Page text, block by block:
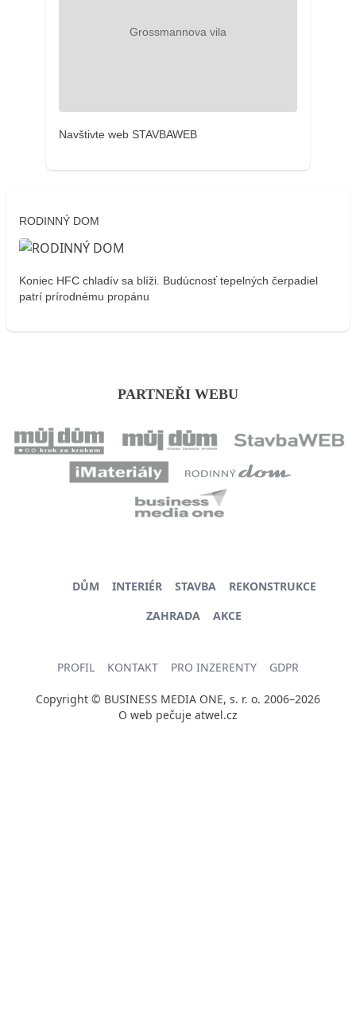
Navštivte web STAVBAWEB
RODINNÝ DOM
Koniec HFC chladív sa blíži. Budúcnosť tepelných čerpadiel
patrí prírodnému propánu
PARTNEŘI WEBU
DŮM INTERIÉR STAVBA
REKONSTRUKCE
ZAHRADA
AKCE
PROFIL KONTAKT PRO INZERENTY GDPR
Copyright © BUSINESS MEDIA ONE, s. r. o. 2006–2026